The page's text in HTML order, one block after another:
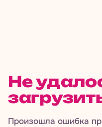
Не
Произошла ошибка